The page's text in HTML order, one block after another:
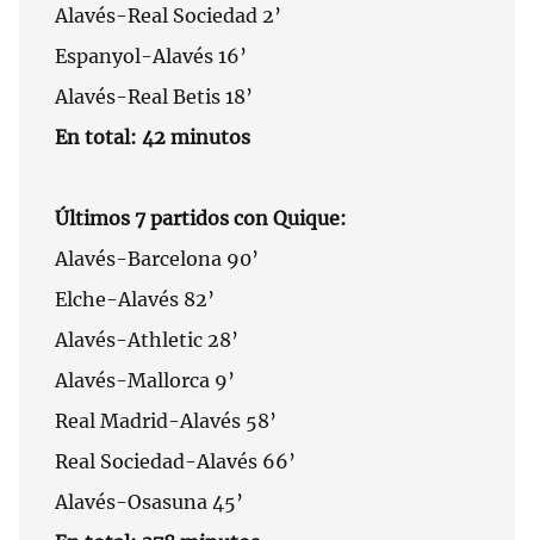
Alavés-Real Sociedad 2’
Espanyol-Alavés 16’
Alavés-Real Betis 18’
En total: 42 minutos
Últimos 7 partidos con Quique:
Alavés-Barcelona 90’
Elche-Alavés 82’
Alavés-Athletic 28’
Alavés-Mallorca 9’
Real Madrid-Alavés 58’
Real Sociedad-Alavés 66’
Alavés-Osasuna 45’